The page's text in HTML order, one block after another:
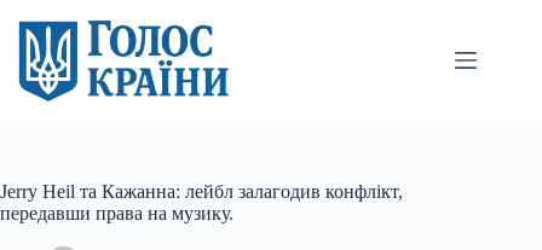
вмісту
Jerry Heil та Кажанна: лейбл залагодив конфлікт,
передавши права на музику.